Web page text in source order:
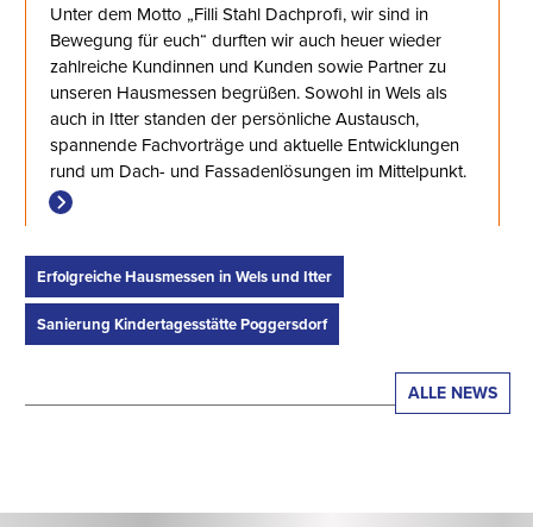
Unter dem Motto „Filli Stahl Dachprofi, wir sind in
Bewegung für euch“ durften wir auch heuer wieder
zahlreiche Kundinnen und Kunden sowie Partner zu
unseren Hausmessen begrüßen. Sowohl in Wels als
auch in Itter standen der persönliche Austausch,
spannende Fachvorträge und aktuelle Entwicklungen
rund um Dach- und Fassadenlösungen im Mittelpunkt.
Erfolgreiche Hausmessen in Wels und Itter
Sanierung Kindertagesstätte Poggersdorf
ALLE NEWS